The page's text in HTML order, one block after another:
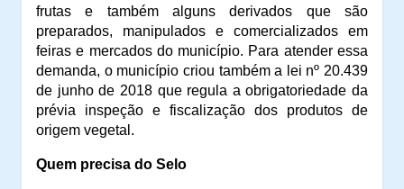
frutas e também alguns derivados que são
preparados, manipulados e comercializados em
feiras e mercados do município. Para atender essa
demanda, o município criou também a lei nº 20.439
de junho de 2018 que regula a obrigatoriedade da
prévia inspeção e fiscalização dos produtos de
origem vegetal.
Quem precisa do Selo